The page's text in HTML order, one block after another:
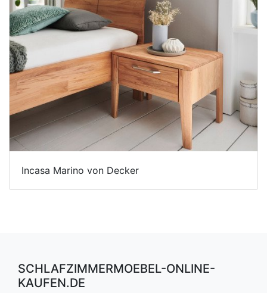
Incasa Marino von Decker
SCHLAFZIMMERMOEBEL-ONLINE-
KAUFEN.DE